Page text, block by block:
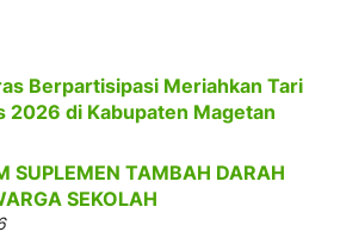
Berpartisipasi Meriahkan Tari
2026 di Kabupaten Magetan
SUPLEMEN TAMBAH DARAH
SEKOLAH